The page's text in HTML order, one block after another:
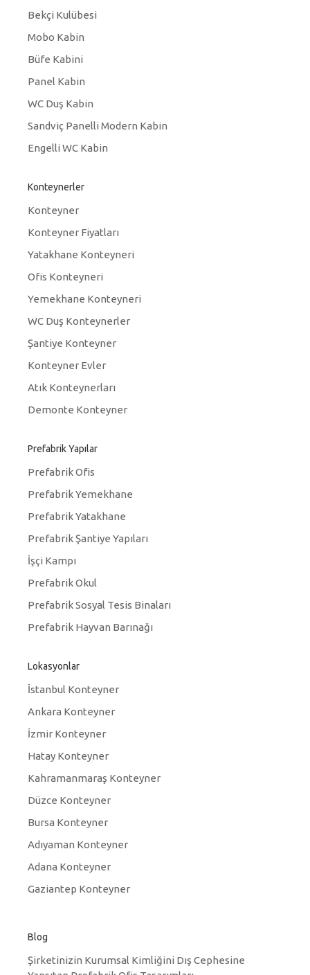
Bekçi Kulübesi
Mobo Kabin
Büfe Kabini
Panel Kabin
WC Duş Kabin
Sandviç Panelli Modern Kabin
Engelli WC Kabin
Konteynerler
Konteyner
Konteyner Fiyatları
Yatakhane Konteyneri
Ofis Konteyneri
Yemekhane Konteyneri
WC Duş Konteynerler
Şantiye Konteyner
Konteyner Evler
Atık Konteynerları
Demonte Konteyner
Prefabrik Yapılar
Prefabrik Ofis
Prefabrik Yemekhane
Prefabrik Yatakhane
Prefabrik Şantiye Yapıları
İşçi Kampı
Prefabrik Okul
Prefabrik Sosyal Tesis Binaları
Prefabrik Hayvan Barınağı
Lokasyonlar
İstanbul Konteyner
Ankara Konteyner
İzmir Konteyner
Hatay Konteyner
Kahramanmaraş Konteyner
Düzce Konteyner
Bursa Konteyner
Adıyaman Konteyner
Adana Konteyner
Gaziantep Konteyner
Blog
Şirketinizin Kurumsal Kimliğini Dış Cephesine